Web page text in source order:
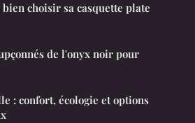
bien choisir sa casquette plate
de l'onyx noir pour
: confort, écologie et options